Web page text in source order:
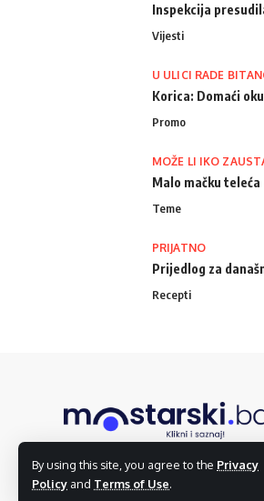
By using this site, you agree to the Privacy
Policy and Terms of Use.
Inspekcija
Vijesti
U ULICI RADE
Korica: Domaći
Promo
MOŽE LI IKO
Malo mačku
Teme
PRIJATNO
Prijedlog za
Recepti
O nama Impressum